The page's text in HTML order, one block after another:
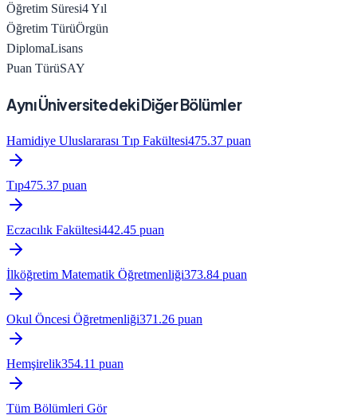
Öğretim Süresi4Yıl
Öğretim TürüÖrgün
DiplomaLisans
Puan TürüSAY
Aynı Üniversitedeki Diğer Bölümler
Hamidiye Uluslararası Tıp Fakültesi475.37 puan
Tıp475.37 puan
Eczacılık Fakültesi442.45 puan
İlköğretim Matematik Öğretmenliği373.84 puan
Okul Öncesi Öğretmenliği371.26 puan
Hemşirelik354.11 puan
Tüm Bölümleri Gör